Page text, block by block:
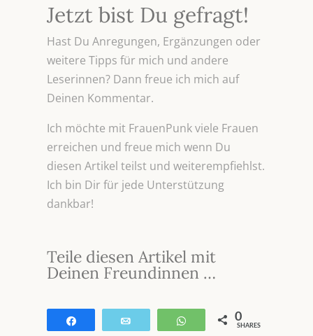
Jetzt bist Du gefragt!
Hast Du Anregungen, Ergänzungen oder
weitere Tipps für mich und andere
Leserinnen? Dann freue ich mich auf
Deinen Kommentar.
Ich möchte mit FrauenPunk viele Frauen
erreichen und freue mich wenn Du
diesen Artikel teilst und weiterempfiehlst.
Ich bin Dir für jede Unterstützung
dankbar!
Teile diesen Artikel mit
Deinen Freundinnen …
WhatsApp
0
SHARES